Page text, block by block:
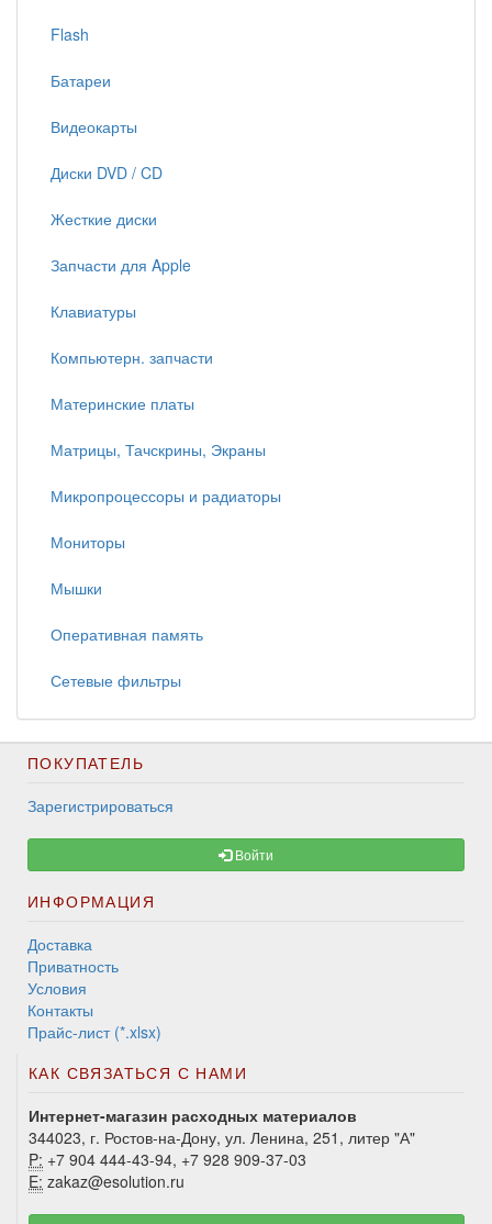
Flash
Батареи
Видеокарты
Диски DVD / CD
Жесткие диски
Запчасти для Apple
Клавиатуры
Компьютерн. запчасти
Материнские платы
Матрицы, Тачскрины, Экраны
Микропроцессоры и радиаторы
Мониторы
Мышки
Оперативная память
Сетевые фильтры
ПОКУПАТЕЛЬ
Зарегистрироваться
Войти
ИНФОРМАЦИЯ
Доставка
Приватность
Условия
Контакты
Прайс-лист (*.xlsx)
КАК СВЯЗАТЬСЯ С НАМИ
Интернет-магазин расходных материалов
344023, г. Ростов-на-Дону, ул. Ленина, 251, литер "А"
P: +7 904 444-43-94, +7 928 909-37-03
E: zakaz@esolution.ru